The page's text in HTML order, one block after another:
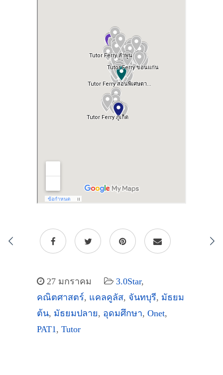
27 มกราคม 3.0Star,
คณิตศาสตร์, แคลคูลัส, จันทบุรี, มัธยม
ต้น, มัธยมปลาย, อุดมศึกษา, Onet,
PAT1, Tutor